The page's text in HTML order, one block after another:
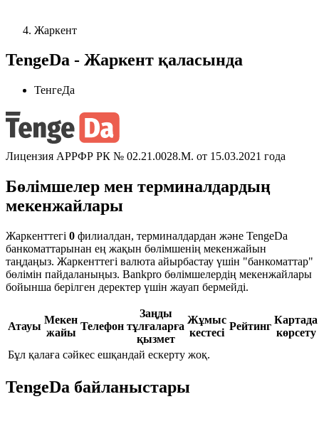
Жаркент
TengeDa - Жаркент қаласында
ТенгеДа
Лицензия АРРФР РК № 02.21.0028.M. от 15.03.2021 года
Бөлімшелер мен терминалдардың
мекенжайлары
Жаркенттегі 0 филиалдан, терминалдардан және TengeDa
банкоматтарынан ең жақын бөлімшенің мекенжайын
таңдаңыз. Жаркенттегі валюта айырбастау үшін "банкоматтар"
бөлімін пайдаланыңыз. Bankpro бөлімшелердің мекенжайлары
бойынша берілген деректер үшін жауап бермейді.
Атауы
Мекен
жайы
Телефон
Заңды
тұлғаларға
қызмет
Жұмыс
кестесі
Рейтинг
Картада
көрсету
Бұл қалаға сәйкес ешқандай ескерту жоқ.
TengeDa байланыстары